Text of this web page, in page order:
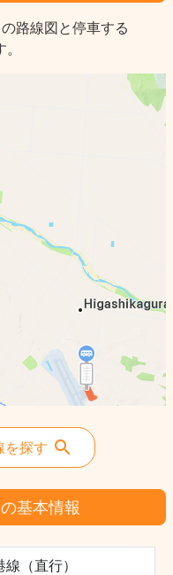
路線図と停車する
を探す
基本情報
（直行）